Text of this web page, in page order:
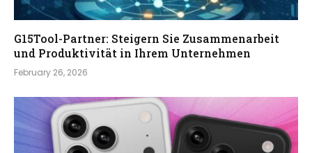
G15Tool-Partner: Steigern Sie Zusammenarbeit
und Produktivität in Ihrem Unternehmen
February 26, 2026